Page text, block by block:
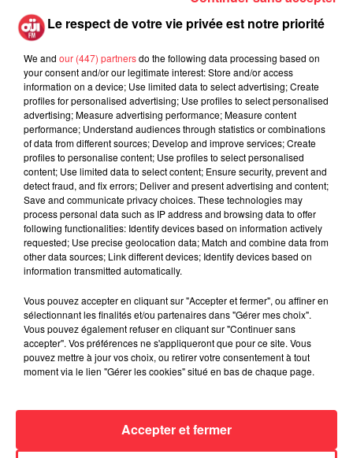
ACTU
ROCK NEWS INVITÉS OÜI FM
Publié le 6 août 2026
La version réécrite de « Beautiful
Day » interprétée lors des...
Publié le 6 août 2026
Weezer prépare la sortie de son
Publié le 5 août 2026
Le respect de votre vie privée est notre priorité
We and our (447) partnersdo the following data processing based on
your consent and/or our legitimate interest: Store and/or access
information on a device; Use limited data to select advertising; Create
profiles for personalised advertising; Use profiles to select personalised
advertising; Measure advertising performance; Measure content
performance; Understand audiences through statistics or combinations
of data from different sources; Develop and improve services; Create
profiles to personalise content; Use profiles to select personalised
content; Use limited data to select content; Ensure security, prevent and
detect fraud, and fix errors; Deliver and present advertising and content;
Save and communicate privacy choices. These technologies may
process personal data such as IP address and browsing data to offer
following functionalities: Identify devices based on information actively
requested; Use precise geolocation data; Match and combine data from
other data sources; Link different devices; Identify devices based on
information transmitted automatically.
Vous pouvez accepter en cliquant sur "Accepter et fermer", ou affiner en
sélectionnant les finalités et/ou partenaires dans "Gérer mes choix".
Vous pouvez également refuser en cliquant sur "Continuer sans
accepter". Vos préférences ne s'appliqueront que pour ce site. Vous
pouvez mettre à jour vos choix, ou retirer votre consentement à tout
moment via le lien "Gérer les cookies" situé en bas de chaque page.
Accepter et fermer